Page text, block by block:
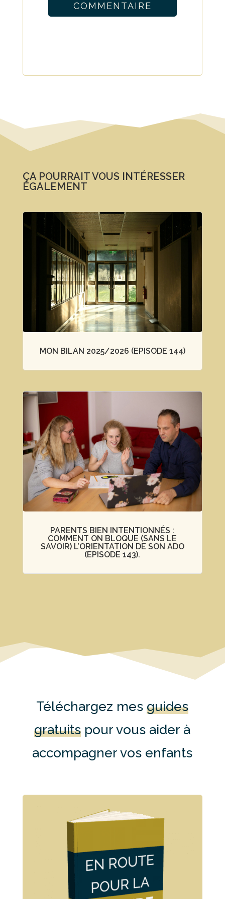
COMMENTAIRE
ÇA POURRAIT VOUS INTÉRESSER
ÉGALEMENT
MON BILAN 2025/2026 (EPISODE 144)
PARENTS BIEN INTENTIONNÉS :
COMMENT ON BLOQUE (SANS LE
SAVOIR) L’ORIENTATION DE SON ADO
(EPISODE 143).
Téléchargez mesguides
gratuits pour vous aider à
accompagner vos enfants